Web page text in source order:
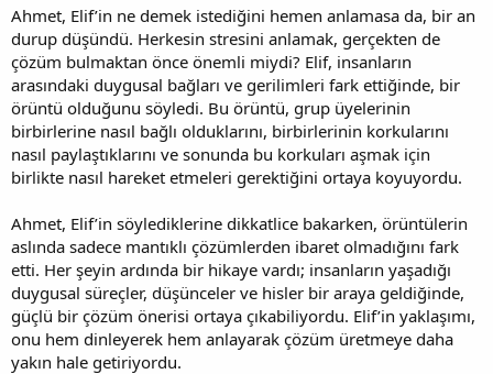
Ahmet, Elif’in ne demek istediğini hemen anlamasa da, bir an
durup düşündü. Herkesin stresini anlamak, gerçekten de
çözüm bulmaktan önce önemli miydi? Elif, insanların
arasındaki duygusal bağları ve gerilimleri fark ettiğinde, bir
örüntü olduğunu söyledi. Bu örüntü, grup üyelerinin
birbirlerine nasıl bağlı olduklarını, birbirlerinin korkularını
nasıl paylaştıklarını ve sonunda bu korkuları aşmak için
birlikte nasıl hareket etmeleri gerektiğini ortaya koyuyordu.
Ahmet, Elif’in söylediklerine dikkatlice bakarken, örüntülerin
aslında sadece mantıklı çözümlerden ibaret olmadığını fark
etti. Her şeyin ardında bir hikaye vardı; insanların yaşadığı
duygusal süreçler, düşünceler ve hisler bir araya geldiğinde,
güçlü bir çözüm önerisi ortaya çıkabiliyordu. Elif’in yaklaşımı,
onu hem dinleyerek hem anlayarak çözüm üretmeye daha
yakın hale getiriyordu.